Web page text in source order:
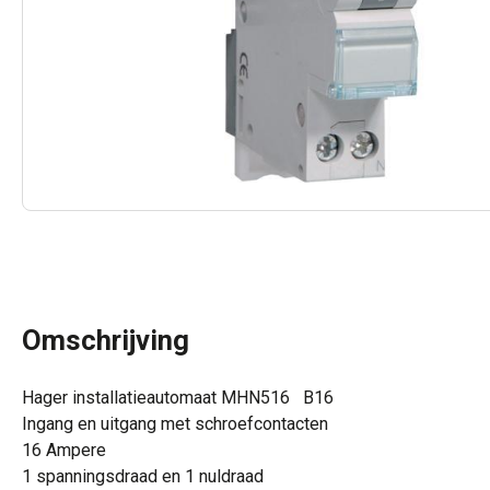
Omschrijving
Hager installatieautomaat MHN516 B16
Ingang en uitgang met schroefcontacten
16 Ampere
1 spanningsdraad en 1 nuldraad